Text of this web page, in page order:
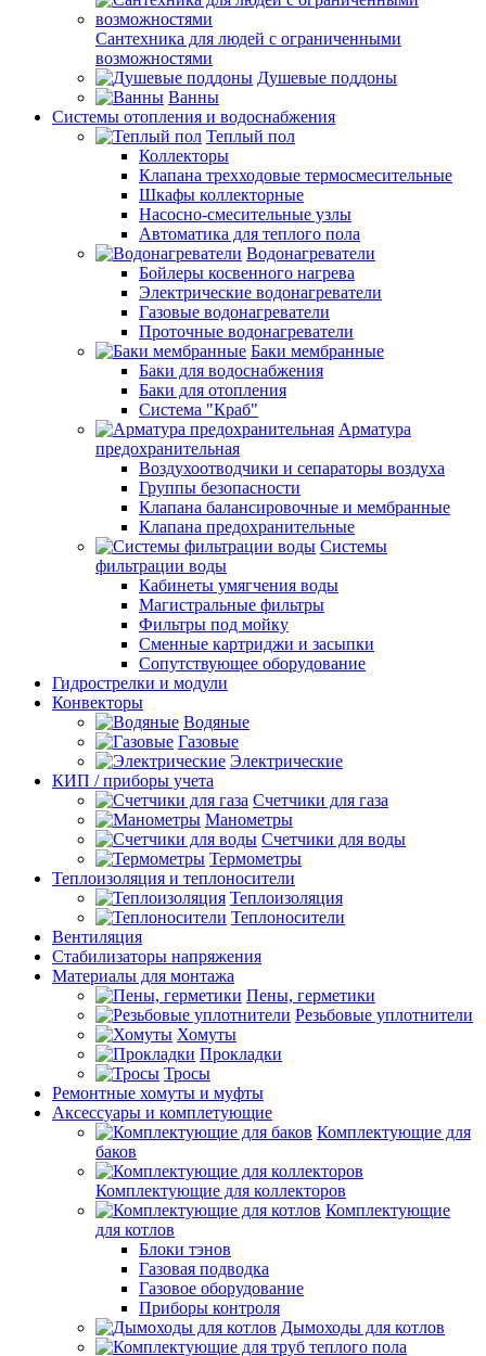
Сантехника для людей с ограниченными
возможностями
Душевые поддоны
Ванны
Системы отопления и водоснабжения
Теплый пол
Коллекторы
Клапана трехходовые термосмесительные
Шкафы коллекторные
Насосно-смесительные узлы
Автоматика для теплого пола
Водонагреватели
Бойлеры косвенного нагрева
Электрические водонагреватели
Газовые водонагреватели
Проточные водонагреватели
Баки мембранные
Баки для водоснабжения
Баки для отопления
Система "Краб"
Арматура
предохранительная
Воздухоотводчики и сепараторы воздуха
Группы безопасности
Клапана балансировочные и мембранные
Клапана предохранительные
Системы
фильтрации воды
Кабинеты умягчения воды
Магистральные фильтры
Фильтры под мойку
Сменные картриджи и засыпки
Сопутствующее оборудование
Гидрострелки и модули
Конвекторы
Водяные
Газовые
Электрические
КИП / приборы учета
Счетчики для газа
Манометры
Счетчики для воды
Термометры
Теплоизоляция и теплоносители
Теплоизоляция
Теплоносители
Вентиляция
Стабилизаторы напряжения
Материалы для монтажа
Пены, герметики
Резьбовые уплотнители
Хомуты
Прокладки
Тросы
Ремонтные хомуты и муфты
Аксессуары и комплетующие
Комплектующие для
баков
Комплектующие для коллекторов
Комплектующие
для котлов
Блоки тэнов
Газовая подводка
Газовое оборудование
Приборы контроля
Дымоходы для котлов